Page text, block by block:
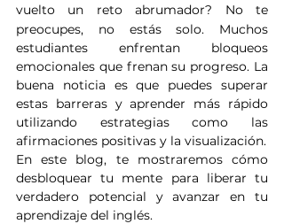
vuelto un reto abrumador? No te
preocupes, no estás solo.
Muchos
estudiantes enfrentan bloqueos
emocionales que frenan su progreso. La
buena noticia es que puedes superar
estas barreras y aprender más rápido
utilizando estrategias como las
afirmaciones positivas y la visualización.
En este blog, te mostraremos cómo
desbloquear tu mente para liberar tu
verdadero potencial y avanzar en tu
aprendizaje del inglés.